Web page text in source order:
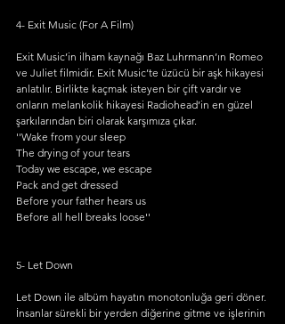
4- Exit Music (For A Film)
Exit Music’in ilham kaynağı Baz Luhrmann’ın Romeo
ve Juliet filmidir. Exit Music’te üzücü bir aşk hikayesi
anlatılır. Birlikte kaçmak isteyen bir çift vardır ve
onların melankolik hikayesi Radiohead’in en güzel
şarkılarından biri olarak karşımıza çıkar.
''Wake from your sleep
The drying of your tears
Today we escape, we escape
Pack and get dressed
Before your father hears us
Before all hell breaks loose''
5- Let Down
Let Down ile albüm hayatın monotonluğa geri döner.
İnsanlar sürekli bir yerden diğerine gitme ve işlerinin